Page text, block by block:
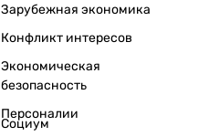
Зарубежная экономика
Конфликт интересов
Экономическая
безопасность
Персоналии
Социум